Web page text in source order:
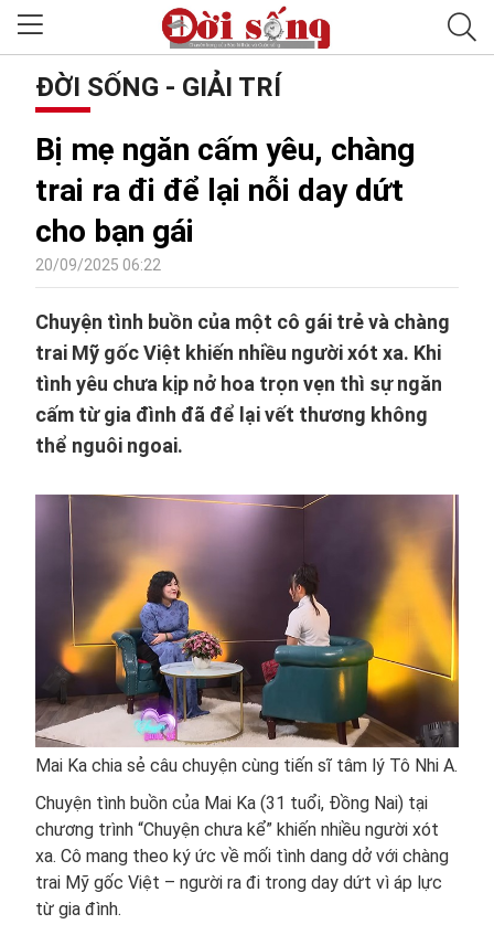
ĐỜI SỐNG - GIẢI TRÍ
Bị mẹ ngăn cấm yêu, chàng
trai ra đi để lại nỗi day dứt
cho bạn gái
20/09/2025 06:22
Chuyện tình buồn của một cô gái trẻ và chàng
trai Mỹ gốc Việt khiến nhiều người xót xa. Khi
tình yêu chưa kịp nở hoa trọn vẹn thì sự ngăn
cấm từ gia đình đã để lại vết thương không
thể nguôi ngoai.
Mai Ka chia sẻ câu chuyện cùng tiến sĩ tâm lý Tô Nhi A.
Chuyện tình buồn của Mai Ka (31 tuổi, Đồng Nai) tại
chương trình “Chuyện chưa kể” khiến nhiều người xót
xa. Cô mang theo ký ức về mối tình dang dở với chàng
trai Mỹ gốc Việt – người ra đi trong day dứt vì áp lực
từ gia đình.